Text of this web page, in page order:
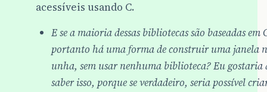
acessíveis usando C.
E se a maioria dessas bibliotecas são baseadas em
portanto há uma forma de construir uma janela
unha, sem usar nenhuma biblioteca? Eu gostaria
saber isso, porque se verdadeiro, seria possível